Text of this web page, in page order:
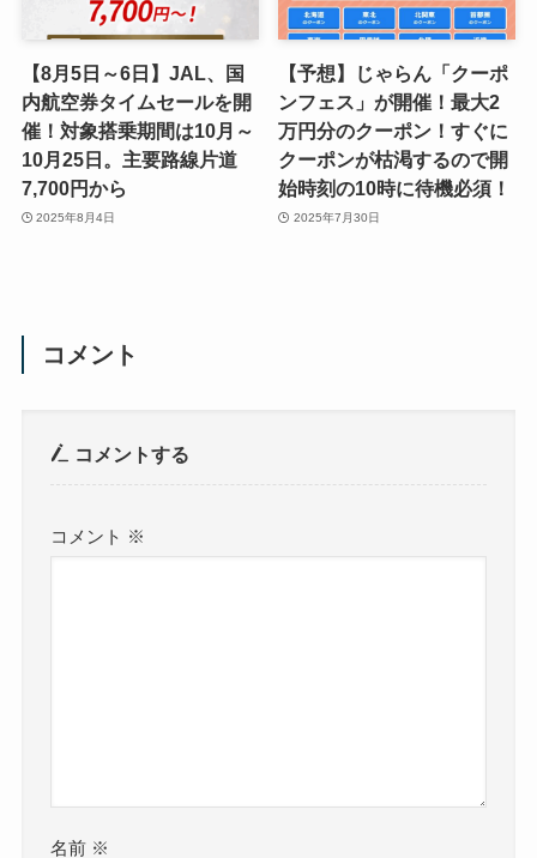
【8月5日～6日】JAL、国
内航空券タイムセールを開
催！対象搭乗期間は10月～
10月25日。主要路線片道
7,700円から
2025年8月4日
【予想】じゃらん「クーポ
ンフェス」が開催！最大2
万円分のクーポン！すぐに
クーポンが枯渇するので開
始時刻の10時に待機必須！
2025年7月30日
コメント
コメントする
コメント ※
名前 ※